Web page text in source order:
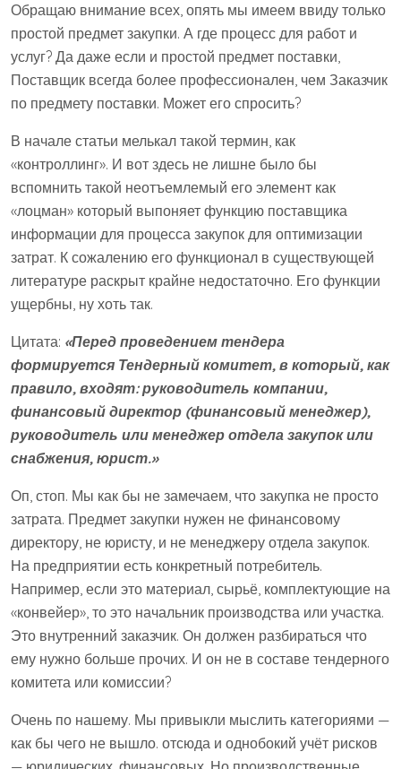
Обращаю внимание всех, опять мы имеем ввиду только
простой предмет закупки. А где процесс для работ и
услуг? Да даже если и простой предмет поставки,
Поставщик всегда более профессионален, чем Заказчик
по предмету поставки. Может его спросить?
В начале статьи мелькал такой термин, как
«контроллинг». И вот здесь не лишне было бы
вспомнить такой неотъемлемый его элемент как
«лоцман» который выпоняет функцию поставщика
информации для процесса закупок для оптимизации
затрат. К сожалению его функционал в существующей
литературе раскрыт крайне недостаточно. Его функции
ущербны, ну хоть так.
Цитата: «Перед проведением тендера
формируется Тендерный комитет, в который, как
правило, входят: руководитель компании,
финансовый директор (финансовый менеджер),
руководитель или менеджер отдела закупок или
снабжения, юрист.»
Оп, стоп. Мы как бы не замечаем, что закупка не просто
затрата. Предмет закупки нужен не финансовому
директору, не юристу, и не менеджеру отдела закупок.
На предприятии есть конкретный потребитель.
Например, если это материал, сырьё, комплектующие на
«конвейер», то это начальник производства или участка.
Это внутренний заказчик. Он должен разбираться что
ему нужно больше прочих. И он не в составе тендерного
комитета или комиссии?
Очень по нашему. Мы привыкли мыслить категориями —
как бы чего не вышло. отсюда и однобокий учёт рисков